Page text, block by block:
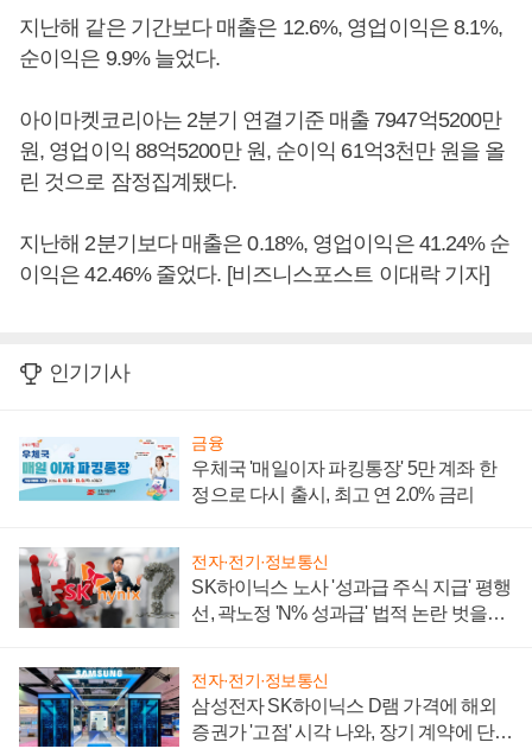
지난해 같은 기간보다 매출은 12.6%, 영업이익은 8.1%,
순이익은 9.9% 늘었다.
아이마켓코리아는 2분기 연결기준 매출 7947억5200만
원, 영업이익 88억5200만 원, 순이익 61억3천만 원을 올
린 것으로 잠정집계됐다.
지난해 2분기보다 매출은 0.18%, 영업이익은 41.24% 순
이익은 42.46% 줄었다. [비즈니스포스트 이대락 기자]
인기기사
금융
우체국 '매일이자 파킹통장' 5만 계좌 한
정으로 다시 출시, 최고 연 2.0% 금리
전자·전기·정보통신
SK하이닉스 노사 '성과급 주식 지급' 평행
선, 곽노정 'N% 성과급' 법적 논란 벗을지
전자·전기·정보통신
삼성전자 SK하이닉스 D램 가격에 해외
증권가 '고점' 시각 나와, 장기 계약에 단점